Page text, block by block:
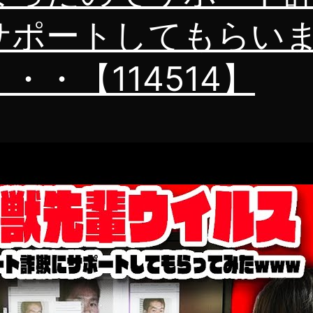
動
画
集
ポートしてもらい
・【114514】